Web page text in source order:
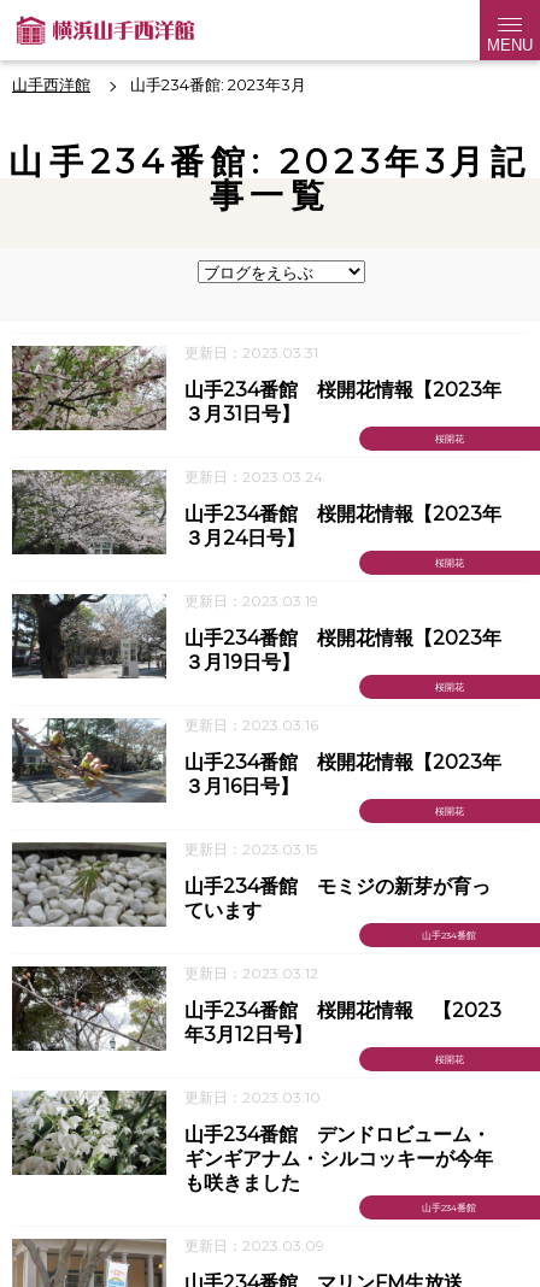
MENU
山手西洋館 山手234番館: 2023年3月
山手234番館: 2023年3月記
事一覧
更新日：2023.03.31
桜開花
山手234番館 桜開花情報【2023年
３月31日号】
更新日：2023.03.24
桜開花
山手234番館 桜開花情報【2023年
３月24日号】
更新日：2023.03.19
桜開花
山手234番館 桜開花情報【2023年
３月19日号】
更新日：2023.03.16
桜開花
山手234番館 桜開花情報【2023年
３月16日号】
更新日：2023.03.15
山手234番館
山手234番館 モミジの新芽が育っ
ています
更新日：2023.03.12
桜開花
山手234番館 桜開花情報 【2023
年3月12日号】
更新日：2023.03.10
山手234番館
山手234番館 デンドロビューム・
ギンギアナム・シルコッキーが今年
も咲きました
更新日：2023.03.09